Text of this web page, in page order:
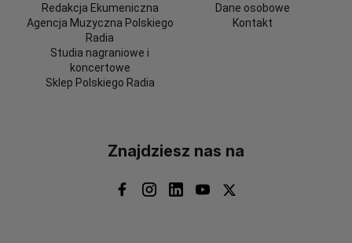
Redakcja Ekumeniczna
Agencja Muzyczna Polskiego
Radia
Studia nagraniowe i
koncertowe
Sklep Polskiego Radia
Dane osobowe
Kontakt
Znajdziesz nas na